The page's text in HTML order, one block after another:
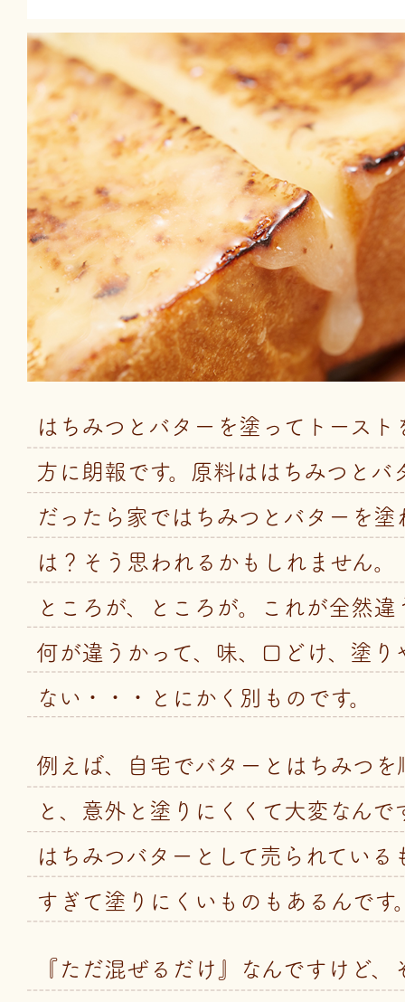
はちみつとバターを塗ってトースト
方に朗報です。原料ははちみつとバ
だったら家ではちみつとバターを塗
は？そう思われるかもしれません。
ところが、ところが。これが全然違
何が違うかって、味、口どけ、塗り
ない・・・とにかく別ものです。
例えば、自宅でバターとはちみつを
と、意外と塗りにくくて大変なんで
はちみつバターとして売られている
すぎて塗りにくいものもあるんです
『ただ混ぜるだけ』なんですけど、